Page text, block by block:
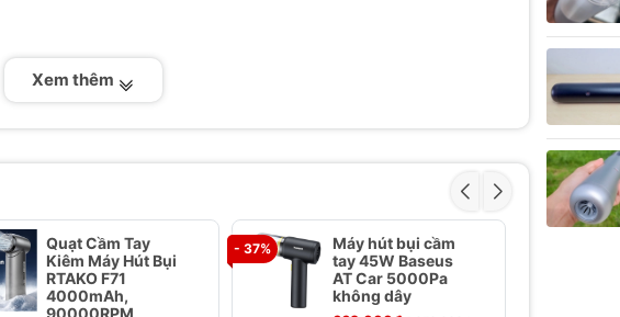
sạc, sách hướng dẫn sử dụng
và sử dụng ở mọi nơi trong nhà, đặc biệt phù hợp với
Xem thêm
Quạt Cầm Tay
Kiêm Máy Hút Bụi
RTAKO F71
4000mAh,
90000RPM
- 37%
Máy hút bụi cầm
tay 45W Baseus
AT Car 5000Pa
không dây